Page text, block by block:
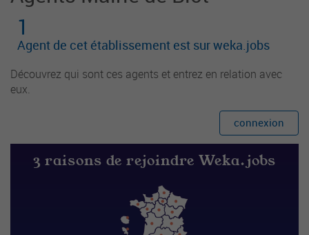
1
Agent de cet établissement est sur weka.jobs
Découvrez qui sont ces agents et entrez en relation avec
eux.
connexion
3 raisons de rejoindre Weka.jobs